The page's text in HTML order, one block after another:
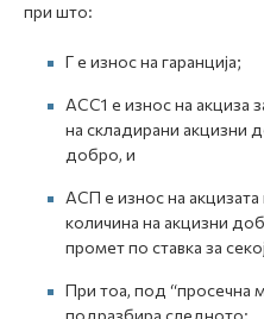
при што:
Г е износ на гаранција;
АСС1 е износ на акциза
на складирани акцизни
добро, и
АСП е износ на
количина на акцизни
промет по ставка за
При тоа, под “просечна
подразбира следното: